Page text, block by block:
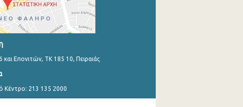
και Επονιτών, ΤΚ 185 10, Πειραιάς
Κέντρο: 213 135 2000